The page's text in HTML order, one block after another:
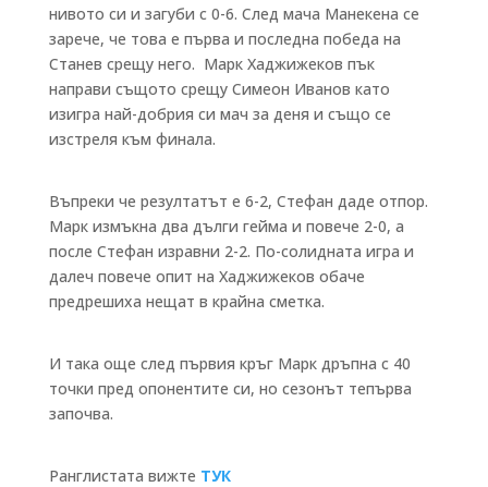
нивото си и загуби с 0-6. След мача Манекена се
зарече, че това е първа и последна победа на
Станев срещу него. Марк Хаджижеков пък
направи същото срещу Симеон Иванов като
изигра най-добрия си мач за деня и също се
изстреля към финала.
Въпреки че резултатът е 6-2, Стефан даде отпор.
Марк измъкна два дълги гейма и повече 2-0, а
после Стефан изравни 2-2. По-солидната игра и
далеч повече опит на Хаджижеков обаче
предрешиха нещат в крайна сметка.
И така още след първия кръг Марк дръпна с 40
точки пред опонентите си, но сезонът тепърва
започва.
Ранглистата вижте ТУК